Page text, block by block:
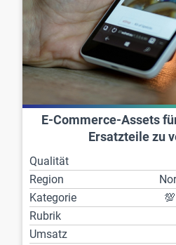
E-Commerce-Assets
Ersatzteile zu
Qualität
Region
Kategorie
Rubrik
Umsatz